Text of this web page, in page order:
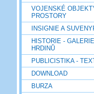
VOJENSKÉ
PROSTORY
INSIGNIE A
HISTORIE - GALERIE
HRDINŮ
PUBLICISTIKA -
DOWNLOAD
BURZA